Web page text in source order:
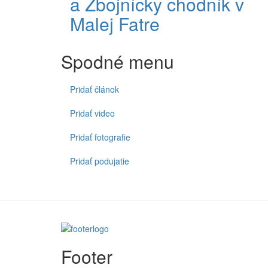
Malej Fatre
Spodné menu
Pridať článok
Pridať video
Pridať fotografie
Pridať podujatie
Footer